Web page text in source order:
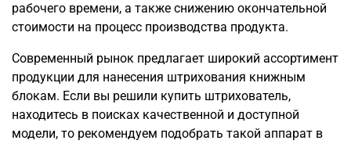
рабочего времени, а также снижению окончательной
стоимости на процесс производства продукта.
Современный рынок предлагает широкий ассортимент
продукции для нанесения штрихования книжным
блокам. Если вы решили купить штрихователь,
находитесь в поисках качественной и доступной
модели, то рекомендуем подобрать такой аппарат в